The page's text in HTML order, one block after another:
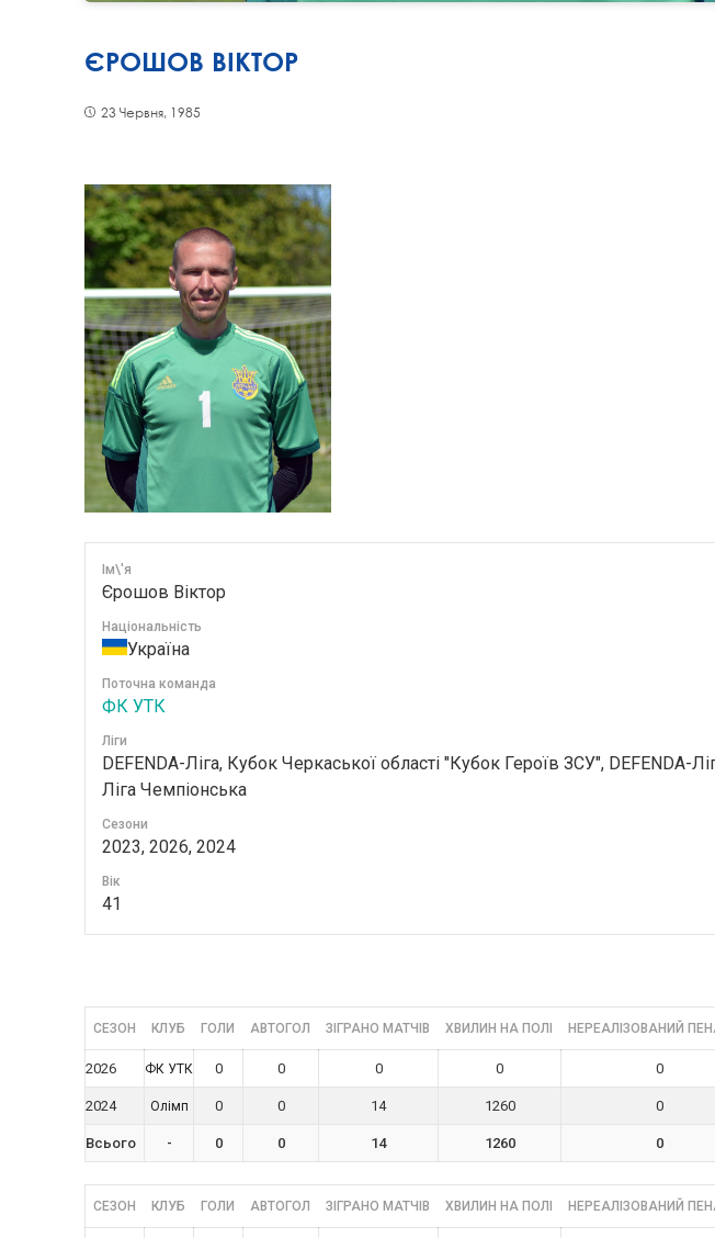
ЄРОШОВ ВІКТОР
23 Червня, 1985
Ім\'я
Єрошов Віктор
Національність
Україна
Поточна команда
ФК УТК
Ліги
DEFENDA-Ліга, Кубок Черкаської області "Кубок Героїв ЗСУ", DEFENDA-
Ліга Чемпіонська
Сезони
2023, 2026, 2024
Вік
41
СЕЗОН КЛУБ ГОЛИ АВТОГОЛ ЗІГРАНО МАТЧІВ ХВИЛИН НА ПОЛІ НЕРЕАЛІЗОВАНИЙ
2026 ФК УТК 0 0 0 0 0
2024 Олімп 0 0 14 1260 0
Всього - 0 0 14 1260 0
СЕЗОН КЛУБ ГОЛИ АВТОГОЛ ЗІГРАНО МАТЧІВ ХВИЛИН НА ПОЛІ НЕРЕАЛІЗОВАНИЙ